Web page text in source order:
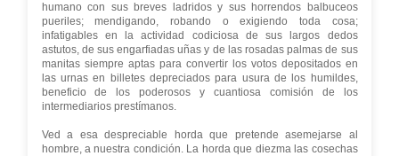
humano con sus breves ladridos y sus horrendos balbuceos
pueriles; mendigando, robando o exigiendo toda cosa;
infatigables en la actividad codiciosa de sus largos dedos
astutos, de sus engarfiadas uñas y de las rosadas palmas de sus
manitas siempre aptas para convertir los votos depositados en
las urnas en billetes depreciados para usura de los humildes,
beneficio de los poderosos y cuantiosa comisión de los
intermediarios prestímanos.
Ved a esa despreciable horda que pretende asemejarse al
hombre, a nuestra condición. La horda que diezma las cosechas